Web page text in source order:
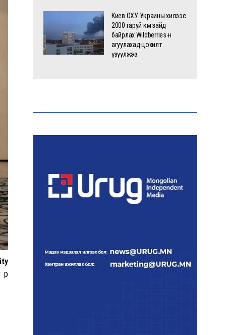
Киев ОХУ-Украины хилээс
2000 гаруй км зайд
байрлах Wildberries-н
агуулахад цохилт
үзүүлжээ
шүүхэд шилжүүлжээ
Шатахууны нийлүүлэлт